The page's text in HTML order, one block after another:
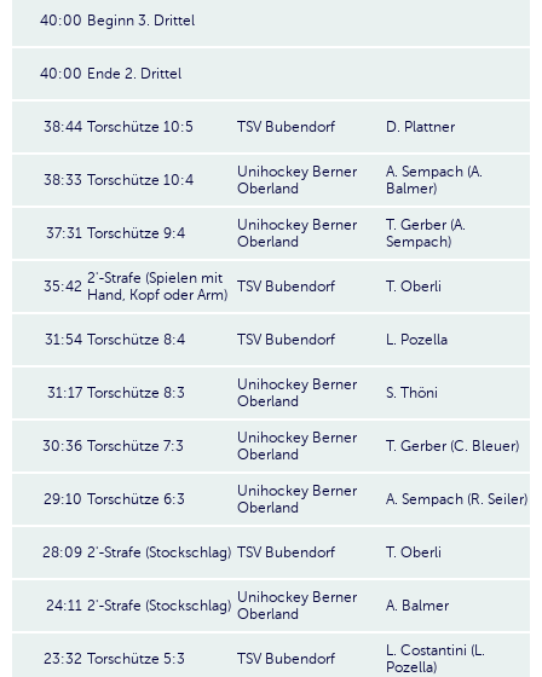
40:00 Beginn 3. Drittel
40:00 Ende 2. Drittel
38:44 Torschütze 10:5 TSV Bubendorf D. Plattner
38:33 Torschütze 10:4
Unihockey Berner
Oberland
A. Sempach (A.
Balmer)
37:31 Torschütze 9:4
Unihockey Berner
Oberland
T. Gerber (A.
Sempach)
35:42 2'-Strafe (Spielen mit
Hand, Kopf oder Arm) TSV Bubendorf T. Oberli
31:54 Torschütze 8:4 TSV Bubendorf L. Pozella
31:17 Torschütze 8:3
Unihockey Berner
Oberland
S. Thöni
30:36 Torschütze 7:3
Unihockey Berner
Oberland
T. Gerber (C. Bleuer)
29:10 Torschütze 6:3
Unihockey Berner
Oberland
A. Sempach (R. Seiler)
28:09 2'-Strafe (Stockschlag) TSV Bubendorf T. Oberli
24:11 2'-Strafe (Stockschlag) Unihockey Berner
Oberland
A. Balmer
23:32 Torschütze 5:3 TSV Bubendorf
L. Costantini (L.
Pozella)